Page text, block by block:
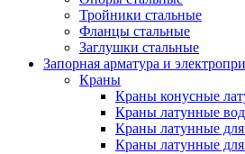
Тройники стальные
Фланцы стальные
Заглушки стальные
Запорная арматура и
Краны
Краны конусные
Краны латунные
Краны латунные
Краны латунные